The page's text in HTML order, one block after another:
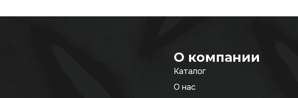
О компании
Каталог
О нас